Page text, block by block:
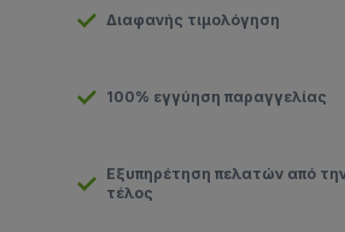
Διαφανής τιμολόγηση
100% εγγύηση παραγγελίας
Εξυπηρέτηση πελατών από
τέλος